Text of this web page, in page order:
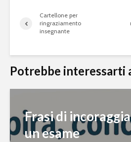
Cartellone per
ringraziamento
insegnante
Potrebbe interessarti
Frasi di
un esame